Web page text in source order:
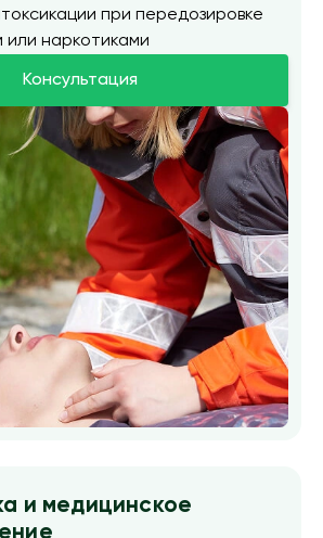
при передозировке
или наркотиками
Консультация
и медицинское